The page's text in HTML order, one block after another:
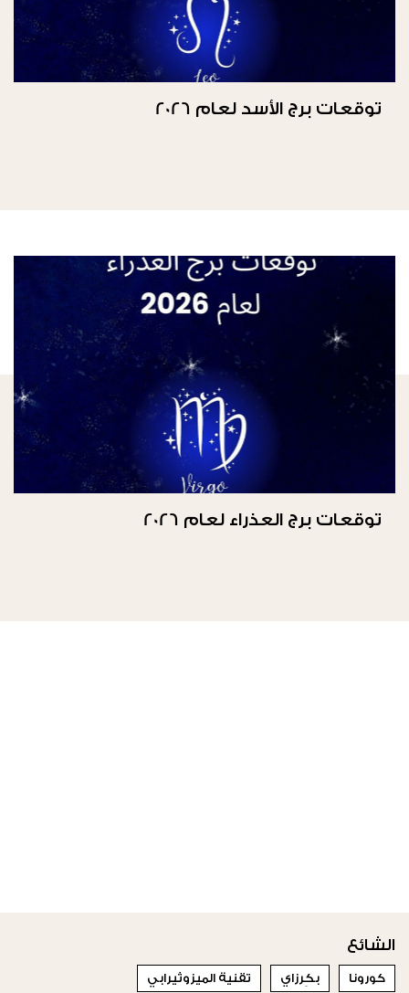
توقعات برج الأسد لعام 2026
توقعات برج العذراء لعام 2026
الشائع
كورونا بكِرزاي تقنية الميزوثيرابي